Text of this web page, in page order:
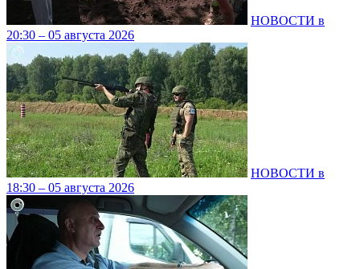
НОВОСТИ в
20:30 – 05 августа 2026
НОВОСТИ в
18:30 – 05 августа 2026